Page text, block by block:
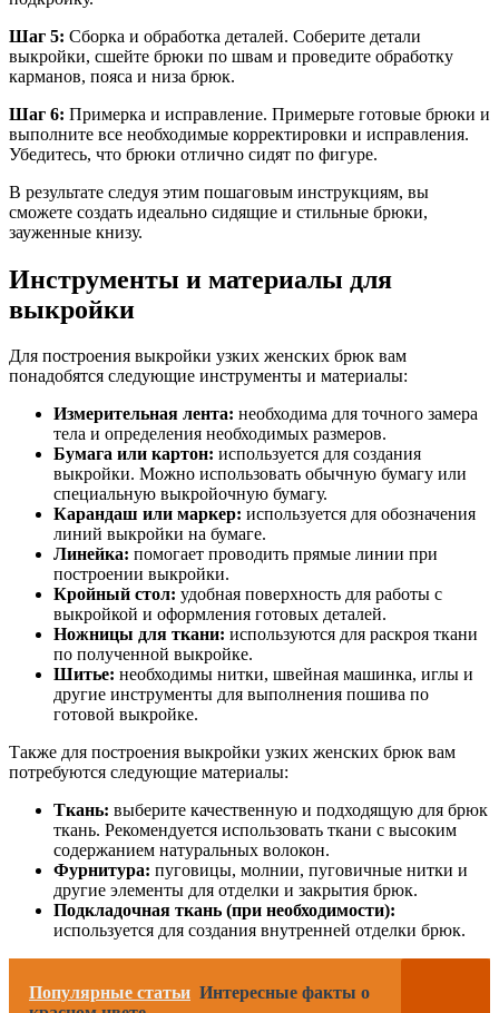
Шаг 5: Сборка и обработка деталей. Соберите детали
выкройки, сшейте брюки по швам и проведите обработку
карманов, пояса и низа брюк.
Шаг 6: Примерка и исправление. Примерьте готовые брюки и
выполните все необходимые корректировки и исправления.
Убедитесь, что брюки отлично сидят по фигуре.
В результате следуя этим пошаговым инструкциям, вы
сможете создать идеально сидящие и стильные брюки,
зауженные книзу.
Инструменты и материалы для
выкройки
Для построения выкройки узких женских брюк вам
понадобятся следующие инструменты и материалы:
Измерительная лента: необходима для точного замера
тела и определения необходимых размеров.
Бумага или картон: используется для создания
выкройки. Можно использовать обычную бумагу или
специальную выкройочную бумагу.
Карандаш или маркер: используется для обозначения
линий выкройки на бумаге.
Линейка: помогает проводить прямые линии при
построении выкройки.
Кройный стол: удобная поверхность для работы с
выкройкой и оформления готовых деталей.
Ножницы для ткани: используются для раскроя ткани
по полученной выкройке.
Шитье: необходимы нитки, швейная машинка, иглы и
другие инструменты для выполнения пошива по
готовой выкройке.
Также для построения выкройки узких женских брюк вам
потребуются следующие материалы:
Ткань: выберите качественную и подходящую для брюк
ткань. Рекомендуется использовать ткани с высоким
содержанием натуральных волокон.
Фурнитура: пуговицы, молнии, пуговичные нитки и
другие элементы для отделки и закрытия брюк.
Подкладочная ткань (при необходимости):
используется для создания внутренней отделки брюк.
Популярные статьи Интересные факты о